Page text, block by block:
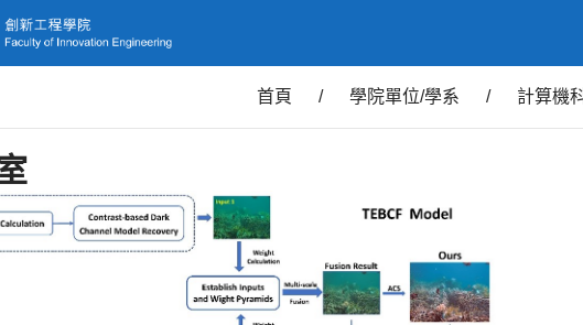
首頁 / 學院單位/學系 / 計算機